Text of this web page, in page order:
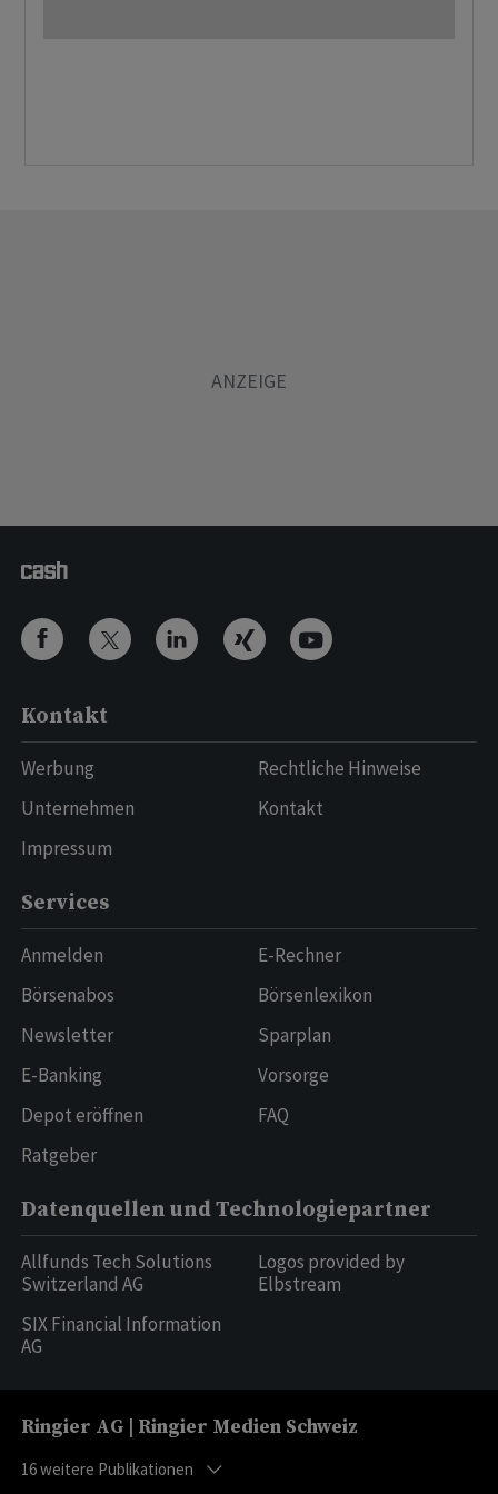
Kontakt
Werbung
Unternehmen
Impressum
Rechtliche Hinweise
Kontakt
Services
Anmelden
Börsenabos
Newsletter
E-Banking
Depot eröffnen
Ratgeber
E-Rechner
Börsenlexikon
Sparplan
Vorsorge
FAQ
Datenquellen und Technologiepartner
Allfunds Tech Solutions
Switzerland AG
SIX Financial Information
AG
Logos provided by
Elbstream
Ringier AG | Ringier Medien Schweiz
16weitere Publikationen